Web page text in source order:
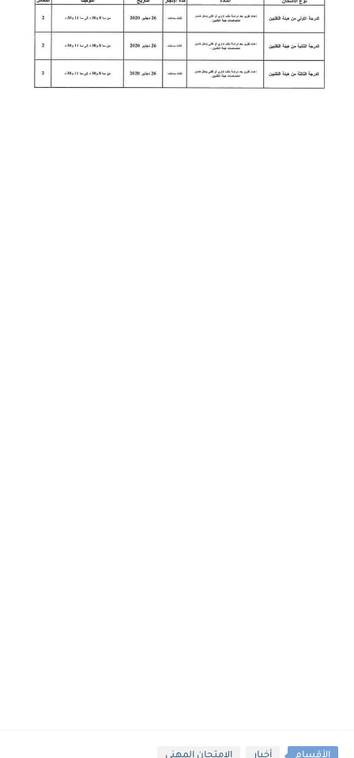
الأقسام أخبار الامتحان المهني